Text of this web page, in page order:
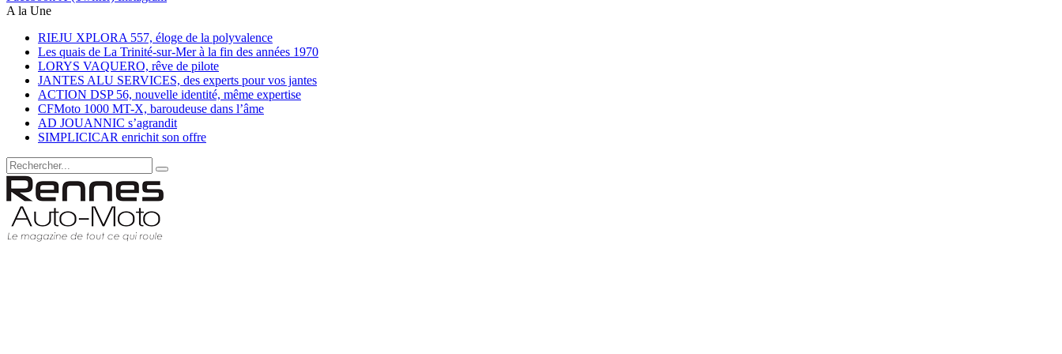
A la Une
RIEJU XPLORA 557, éloge de la polyvalence
Les quais de La Trinité-sur-Mer à la fin des années 1970
LORYS VAQUERO, rêve de pilote
JANTES ALU SERVICES, des experts pour vos jantes
ACTION DSP 56, nouvelle identité, même expertise
CFMoto 1000 MT-X, baroudeuse dans l’âme
AD JOUANNIC s’agrandit
SIMPLICICAR enrichit son offre